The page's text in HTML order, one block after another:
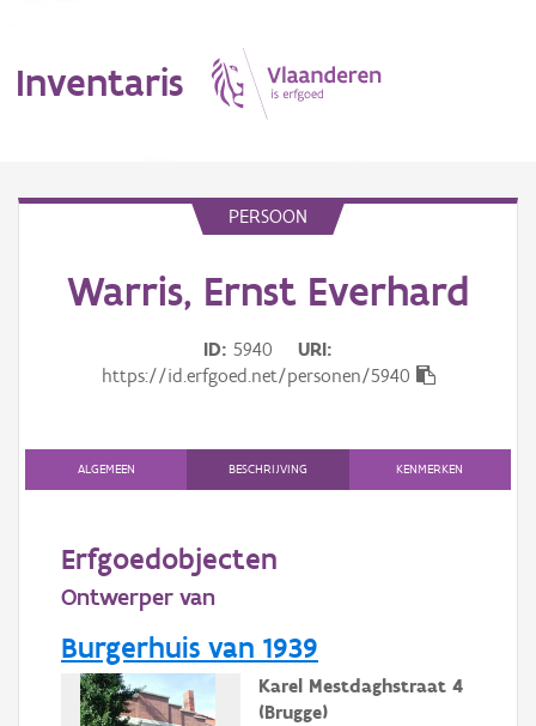
Inventaris
Erfgoedobject
Thema
Persoon of collectief
Downloads
Hergebruik
Aanmelden
PERSOON
Warris, Ernst Everhard
ID 5940
URI
https://id.erfgoed.net/personen/5940
ALGEMEEN BESCHRIJVING KENMERKEN
Erfgoedobjecten
Ontwerper van
Burgerhuis van 1939
Karel Mestdaghstraat 4
(Brugge)